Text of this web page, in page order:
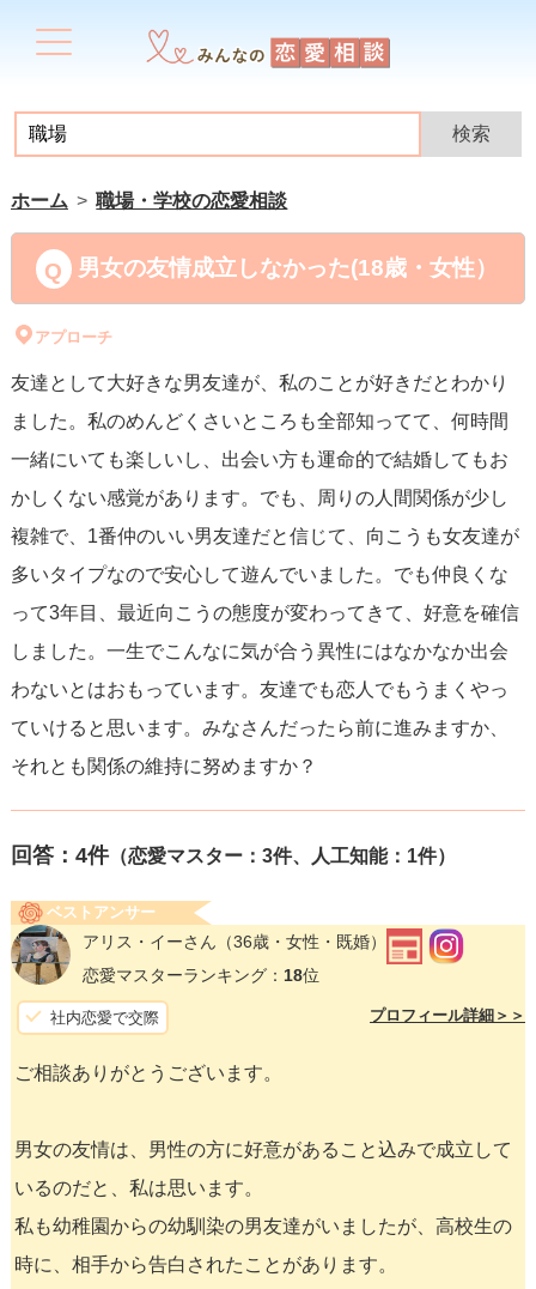
ホーム 職場・学校の恋愛相談
男女の友情成立しなかった(18歳・女性）
アプローチ
友達として大好きな男友達が、私のことが好きだとわかり
ました。私のめんどくさいところも全部知ってて、何時間
一緒にいても楽しいし、出会い方も運命的で結婚してもお
かしくない感覚があります。でも、周りの人間関係が少し
複雑で、1番仲のいい男友達だと信じて、向こうも女友達が
多いタイプなので安心して遊んでいました。でも仲良くな
って3年目、最近向こうの態度が変わってきて、好意を確信
しました。一生でこんなに気が合う異性にはなかなか出会
わないとはおもっています。友達でも恋人でもうまくやっ
ていけると思います。みなさんだったら前に進みますか、
それとも関係の維持に努めますか？
回答： 4件（恋愛マスター：3件、人工知能：1件）
ベストアンサー
アリス・イーさん （36歳・女性・既婚）
恋愛マスターランキング： 18位
社内恋愛で交際 プロフィール詳細＞＞
ご相談ありがとうございます。
男女の友情は、男性の方に好意があること込みで成立して
いるのだと、私は思います。
私も幼稚園からの幼馴染の男友達がいましたが、高校生の
時に、相手から告白されたことがあります。